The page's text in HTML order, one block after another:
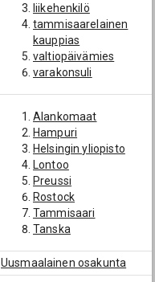
liikehenkilö
tammisaarelainen
kauppias
valtiopäivämies
varakonsuli
Alankomaat
Hampuri
Helsingin yliopisto
Lontoo
Preussi
Rostock
Tammisaari
Tanska
Uusmaalainen osakunta